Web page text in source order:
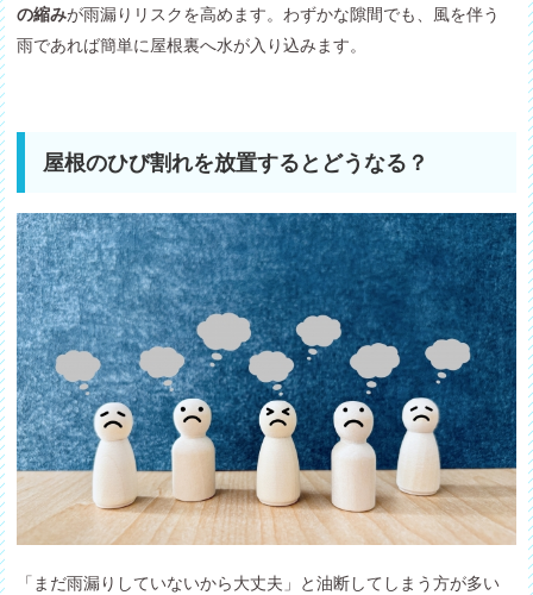
の縮みが雨漏りリスクを高めます。わずかな隙間でも、風を伴う
雨であれば簡単に屋根裏へ水が入り込みます。
屋根のひび割れを放置するとどうなる？
「まだ雨漏りしていないから大丈夫」と油断してしまう方が多い